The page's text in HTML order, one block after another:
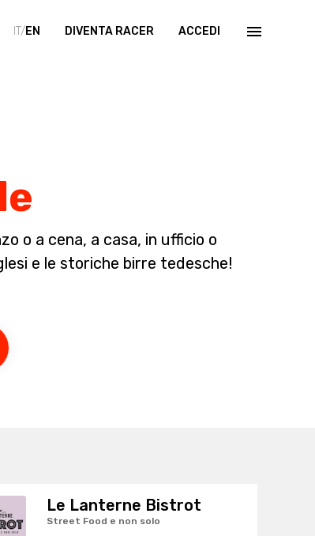
IT/EN DIVENTA RACER ACCEDI
o a cena, a casa, in ufficio o
e le storiche birre tedesche!
Le Lanterne Bistrot
Street Food e non solo